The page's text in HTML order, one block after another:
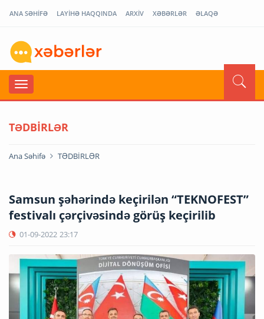
ANA SƏHİFƏ LAYİHƏ HAQQINDA ARXİV XƏBƏRLƏR ƏLAQƏ
TƏDBİRLƏR
Ana Səhifə TƏDBİRLƏR
Samsun şəhərində keçirilən “TEKNOFEST”
festivalı çərçivəsində görüş keçirilib
01-09-2022 23:17